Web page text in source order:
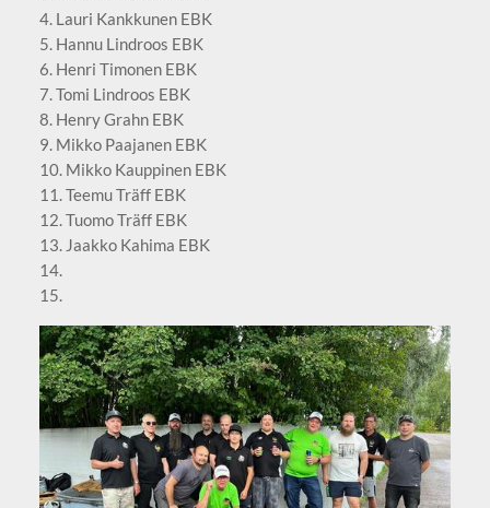
4. Lauri Kankkunen EBK
5. Hannu Lindroos EBK
6. Henri Timonen EBK
7. Tomi Lindroos EBK
8. Henry Grahn EBK
9. Mikko Paajanen EBK
10. Mikko Kauppinen EBK
11. Teemu Träff EBK
12. Tuomo Träff EBK
13. Jaakko Kahima EBK
14.
15.